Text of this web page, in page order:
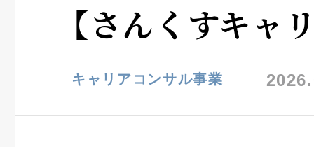
【さんくすキャ
キャリアコンサル事業